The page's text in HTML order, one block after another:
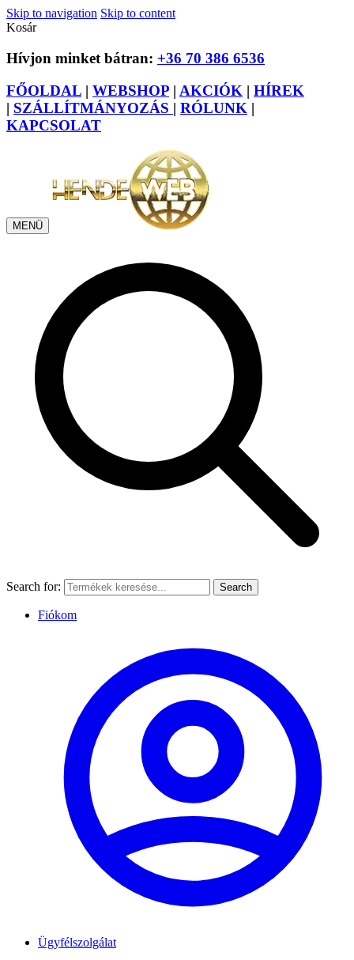
Skip to navigation Skip to content
Kosár
Hívjon minket bátran: +36 70 386 6536
FŐOLDAL | WEBSHOP | AKCIÓK | HÍREK
| SZÁLLÍTMÁNYOZÁS | RÓLUNK |
KAPCSOLAT
MENÜ
Search for: Search
Fiókom
Ügyfélszolgálat